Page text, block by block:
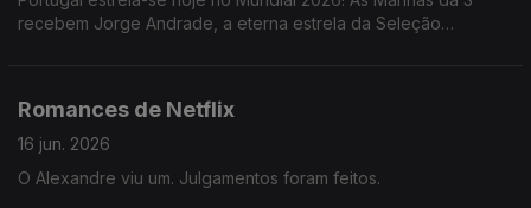
recebem Jorge Andrade, a eterna estrela da Seleção
Romances de Netflix
16 jun. 2026
O Alexandre viu um. Julgamentos foram feitos.